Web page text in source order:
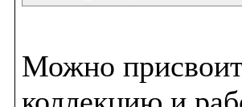
Можно